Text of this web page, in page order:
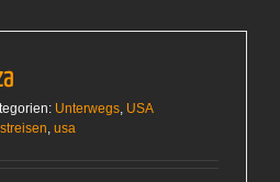
Unterwegs, USA
, usa